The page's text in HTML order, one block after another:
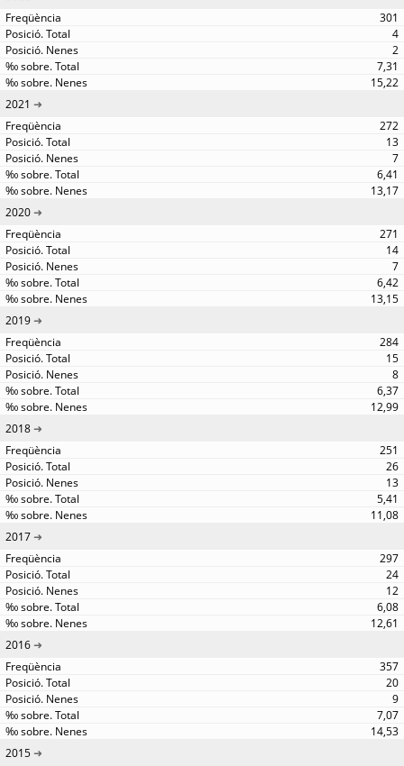
301
4
2
7,31
15,22
2021
272
13
7
6,41
13,17
2020
271
14
7
6,42
13,15
2019
284
15
8
6,37
12,99
2018
251
26
13
5,41
11,08
2017
297
24
12
6,08
12,61
2016
357
20
9
7,07
14,53
2015